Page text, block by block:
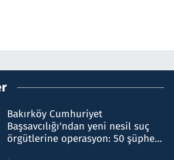
Bakırköy Cumhuriyet
Başsavcılığı'ndan yeni nesil suç
örgütlerine operasyon: 50 şüpheli